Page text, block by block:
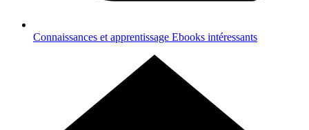
Connaissances et apprentissage Ebooks intéressants